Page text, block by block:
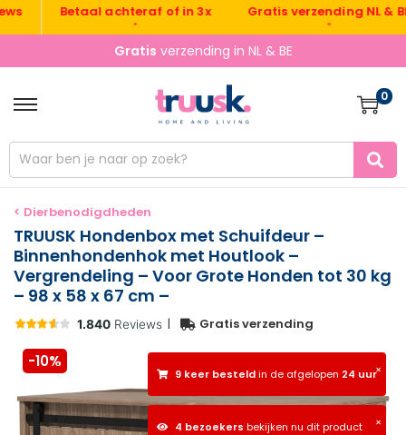
Betaal achteraf of in 3x Gratis verzending NL & BE
Gratis verzending in NL & BE
0
< Dierbenodigdheden
TRUUSK Hondenbox met Schuifdeur –
Binnenhondenhok met Houtlook –
Vergrendeling – Voor Grote Honden tot 30 kg
– 98 x 58 x 67 cm –
| Gratis verzending
×
9 keer besteldin de afgelopen 24 uur
×
4 bezoekers bekijken nu dit product
-10%